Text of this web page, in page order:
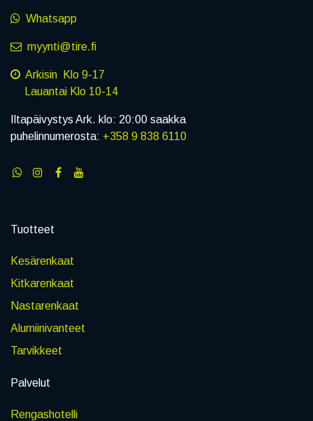
Whatsapp
myynti@tire.fi
Arkisin Klo 9-17
Lauantai Klo 10-14
Iltapäivystys Ark. klo: 20:00 saakka
puhelinnumerosta: +358 9 838 6110
Tuotteet
Kesärenkaat
Kitkarenkaat
Nastarenkaat
Alumiinivanteet
Tarvikkeet
Palvelut
Rengashotelli